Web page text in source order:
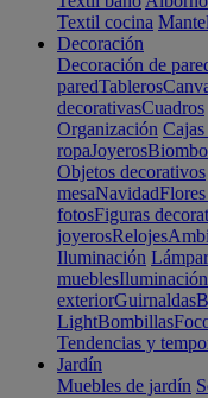
Textil cocina
Decoración
Decoración de
paredTableros
decorativasCuadros
Organización
ropaJoyeros
Objetos decorativos
mesaNavidad
fotosFiguras
joyerosRelojes
Iluminación
muebles
exteriorGuirnaldas
LightBombillas
Tendencias y
Jardín
Muebles de jardín